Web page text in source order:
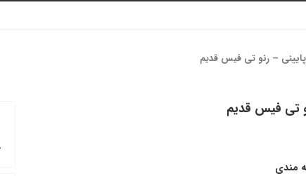
– رنو تی فیس قدیم
تی فیس قدیم
مندی